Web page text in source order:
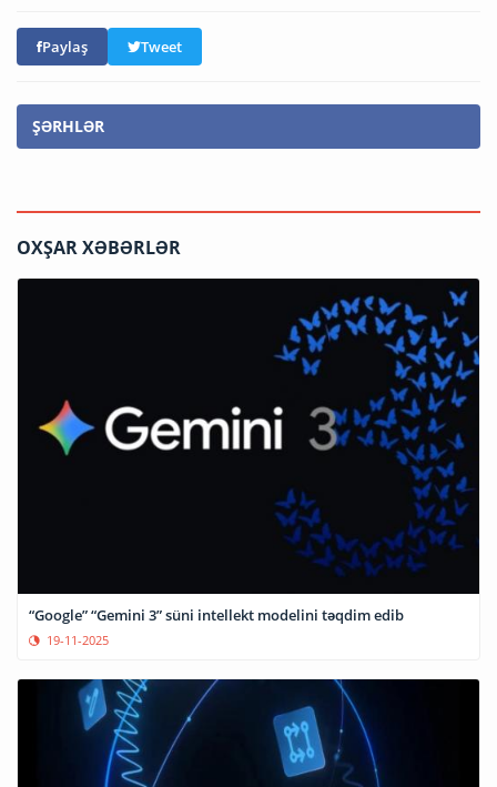
Paylaş Tweet
ŞƏRHLƏR
OXŞAR XƏBƏRLƏR
“Google” “Gemini 3” süni intellekt modelini təqdim edib
19-11-2025